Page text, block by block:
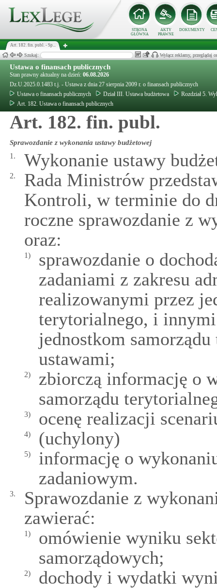
STRONA
GŁÓWNA
AKTY
PRAWNE
DOKUMENTY
Art. 182. fin. publ. - Sp...
Szukaj: Wyłącz reklamy, przeglądaj
Ustawa o finansach publicznych
Stan prawny aktualny na dzień: 06.08.2026
Dz.U.2025.0.1483 t.j. - Ustawa z dnia 27 sierpnia 2009 r. o finansach publicznych
Ustawa o finansach publicznych
Dział III. Ustawa budżetowa
Rozdział 5.
Art. 182. Ustawa o finansach publicznych
Art. 182. fin. publ.
Sprawozdanie z wykonania ustawy budżetowej
1. Wykonanie ustawy
2.
Rada Ministrów
Kontroli, w terminie do
roczne sprawozdanie z
oraz:
1)
sprawozdanie o
zadaniami z zakresu
realizowanymi przez
terytorialnego, i
jednostkom
ustawami;
2)
zbiorczą informację o
samorządu
3) ocenę realizacji
4) (uchylony)
5)
informację o
zadaniowym.
3.
Sprawozdanie z
zawierać:
1)
omówienie wyniku
samorządowych;
2)
dochody i wydatki